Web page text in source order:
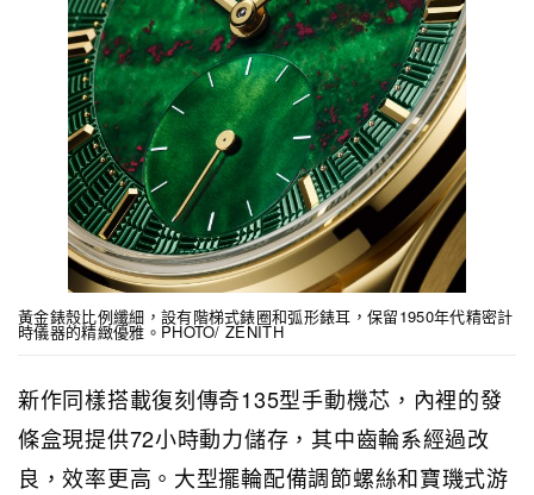
黃金錶殼比例纖細，設有階梯式錶圈和弧形錶耳，保留1950年代精密計
時儀器的精緻優雅。PHOTO/ ZENITH
新作同樣搭載復刻傳奇135型手動機芯，內裡的發
條盒現提供72小時動力儲存，其中齒輪系經過改
良，效率更高。大型擺輪配備調節螺絲和寶璣式游